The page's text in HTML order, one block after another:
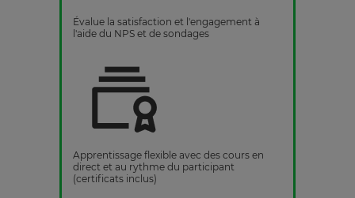
Évalue la satisfaction et l'engagement à
l'aide du NPS et de sondages
Apprentissage flexible avec des cours en
direct et au rythme du participant
(certificats inclus)